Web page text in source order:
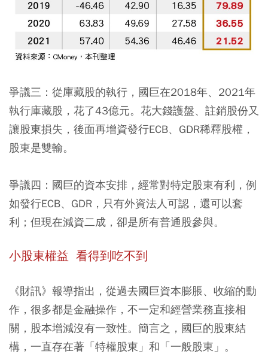
爭議三： 從庫藏股的執行，國巨在2018年、2021年
執行庫藏股，花了43億元。花大錢護盤、註銷股份又
讓股東損失，後面再增資發行ECB、GDR稀釋股權，
股東是雙輸。
爭議四： 國巨的資本安排，經常對特定股東有利，例
如發行ECB、GDR，只有外資法人可認，還可以套
利；但現在減資二成，卻是所有普通股參與。
小股東權益 看得到吃不到
《財訊》報導指出，從過去國巨資本膨脹、收縮的動
作，很多都是金融操作，不一定和經營業務直接相
關，股本增減沒有一致性。簡言之，國巨的股東結
構，一直存在著「特權股東」和「一般股東」。